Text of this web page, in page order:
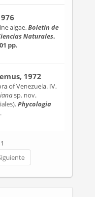
algae.Boletín de
Naturales.
pp.
1972
of Venezuela. IV.
sp. nov.
Phycologia
.